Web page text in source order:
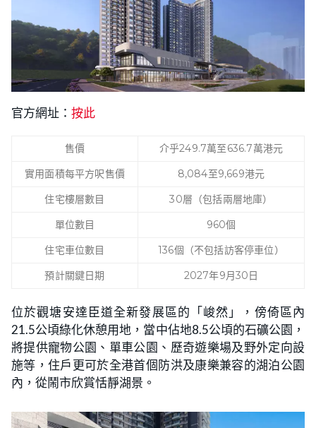
官方網址： 按此
售價
介乎249.7萬至636.7萬港元
實用面積每平方呎售價
8,084至9,669港元
住宅樓層數目
30層（包括兩層地庫）
單位數目
960個
住宅車位數目
136個（不包括訪客停車位）
預計關鍵日期
2027年9月30日
位於觀塘安達臣道全新發展區的「峻然」，傍倚區內
21.5公頃綠化休憩用地，當中佔地8.5公頃的石礦公園，
將提供寵物公園、單車公園、歷奇遊樂場及野外定向設
施等，住戶更可於全港首個防洪及康樂兼容的湖泊公園
內，從鬧市欣賞恬靜湖景。